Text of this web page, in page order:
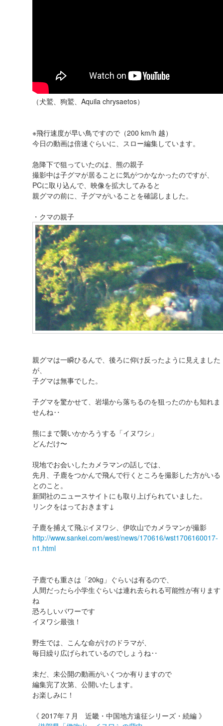
（犬鷲、狗鷲、Aquila chrysaetos）
※飛行速度が早い鳥ですので（200 km/h 越）
今日の動画は倍速ぐらいに、スロー編集しています。
急降下で狙っていたのは、熊の親子
撮影中は子グマが居ることに気がつかなかったのですが、
PCに取り込んで、映像を拡大してみると
親グマの前に、子グマがいることを確認しました。
・クマの親子
親グマは一瞬ひるんで、後ろに仰け反ったように見えました
が、
子グマは無事でした。
子グマを驚かせて、岩場から落ちるのを狙ったのかも知れま
せんね‥
熊にまで襲いかかろうする「イヌワシ」
どんだけ〜
現地でお会いしたカメラマンの話しでは、
先月、子鹿をつかんで飛んで行くところを撮影した方がいる
とのこと。
新聞社のニュースサイトにも取り上げられていました。
リンクをはっておきます↓
子鹿を捕えて飛ぶイヌワシ、伊吹山でカメラマンが撮影
http://www.sankei.com/west/news/170616/wst1706160017-
n1.html
子鹿でも重さは「20kg」ぐらいは有るので、
人間だったら小学生ぐらいは連れ去られる可能性が有ります
ね
恐ろしいパワーです
イヌワシ最強！
野生では、こんな命がけのドラマが、
毎日繰り広げられているのでしょうね‥
未だ、未公開の動画がいくつか有りますので
編集完了次第、公開いたします。
お楽しみに！
《 2017年７月 近畿・中国地方遠征シリーズ・続編 》